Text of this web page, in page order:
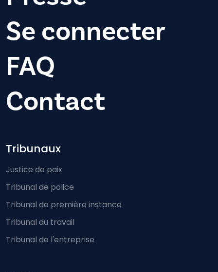
Se connecter
FAQ
Contact
Footer-menu
Tribunaux
Justice de paix
Tribunal de police
Tribunal de première instance
Tribunal du travail
Tribunal de l'entreprise